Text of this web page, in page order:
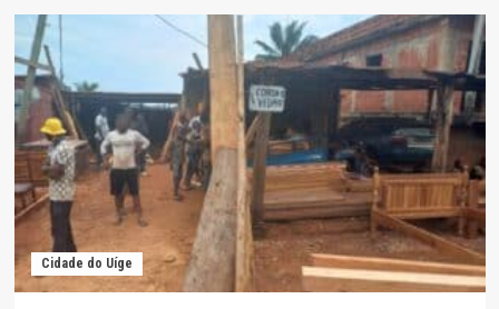
DETIDOS
DO
SIC
NO
UÍGE
Cidade do Uíge